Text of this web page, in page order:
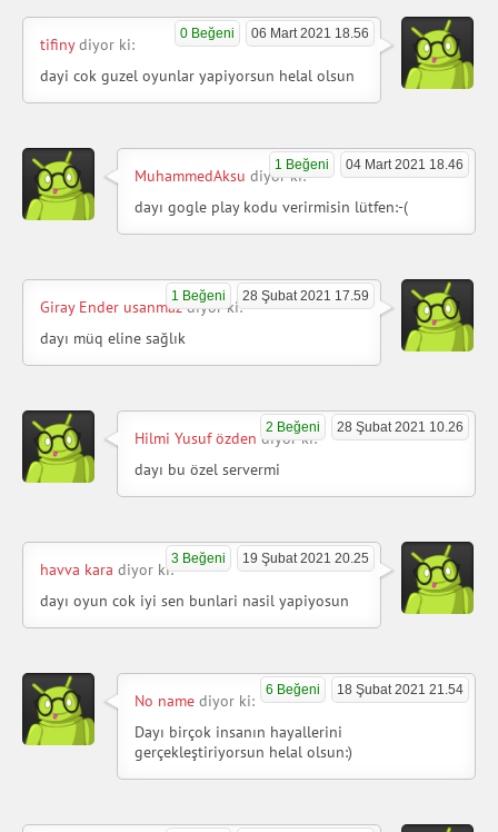
06 Mart 2021 18.56
0 Beğeni
tifinydiyor ki:
dayi cok guzel oyunlar yapiyorsun helal olsun
04 Mart 2021 18.46
1 Beğeni
MuhammedAksu diyor ki:
dayı gogle play kodu verirmisin lütfen:-(
28 Şubat 2021 17.59
1 Beğeni
Giray Ender usanmazdiyor ki:
dayı müq eline sağlık
28 Şubat 2021 10.26
2 Beğeni
Hilmi Yusuf özdendiyor ki:
dayı bu özel servermi
19 Şubat 2021 20.25
3 Beğeni
havva kara diyor ki:
dayı oyun cok iyi sen bunlari nasil yapiyosun
18 Şubat 2021 21.54
6 Beğeni
No name diyor ki:
Dayı birçok insanın hayallerini
gerçekleştiriyorsun helal olsun:)